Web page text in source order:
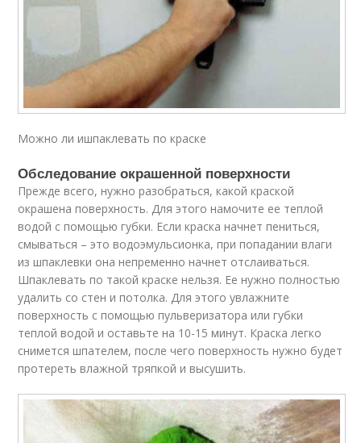
Можно ли ишпаклевать по краске
Обследование окрашенной поверхности
Прежде всего, нужно разобраться, какой краской
окрашена поверхность. Для этого намочите ее теплой
водой с помощью губки. Если краска начнет пениться,
смываться – это водоэмульсионка, при попадании влаги
из шпаклевки она непременно начнет отслаиваться.
Шпаклевать по такой краске нельзя. Ее нужно полностью
удалить со стен и потолка. Для этого увлажните
поверхность с помощью пульверизатора или губки
теплой водой и оставьте на 10-15 минут. Краска легко
снимется шпателем, после чего поверхность нужно будет
протереть влажной тряпкой и высушить.